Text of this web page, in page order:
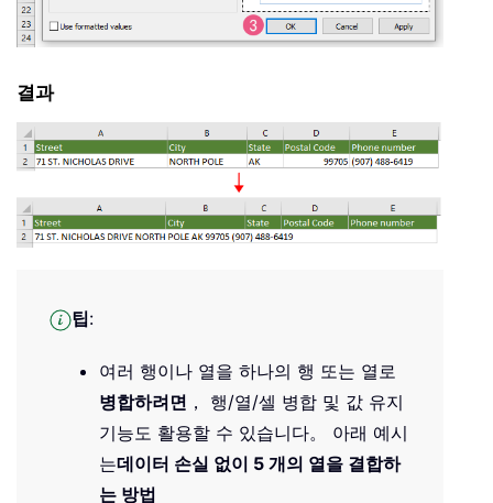
결과
팁:
여러 행이나 열을 하나의 행 또는 열로
병합하려면 ， 행/열/셀 병합 및 값 유지
기능도 활용할 수 있습니다。 아래 예시
는데이터 손실 없이 5 개의 열을 결합하
는 방법